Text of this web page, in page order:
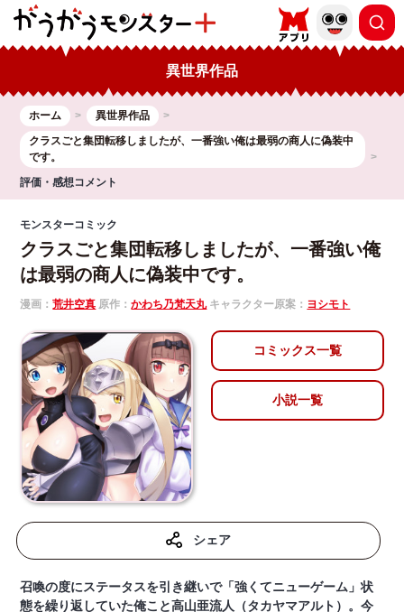
異世界作品
ホーム
異世界作品
クラスごと集団転移しましたが、一番強い俺は最弱の商人に偽装中
です。
評価・感想コメント
モンスターコミック
クラスごと集団転移しましたが、一番強い俺
は最弱の商人に偽装中です。
漫画：荒井空真 原作：かわち乃梵天丸キャラクター原案： ヨシモト
コミックス一覧
小説一覧
シェア
召喚の度にステータスを引き継いで「強くてニューゲーム」状
態を繰り返していた俺こと高山亜流人（タカヤマアルト）。今